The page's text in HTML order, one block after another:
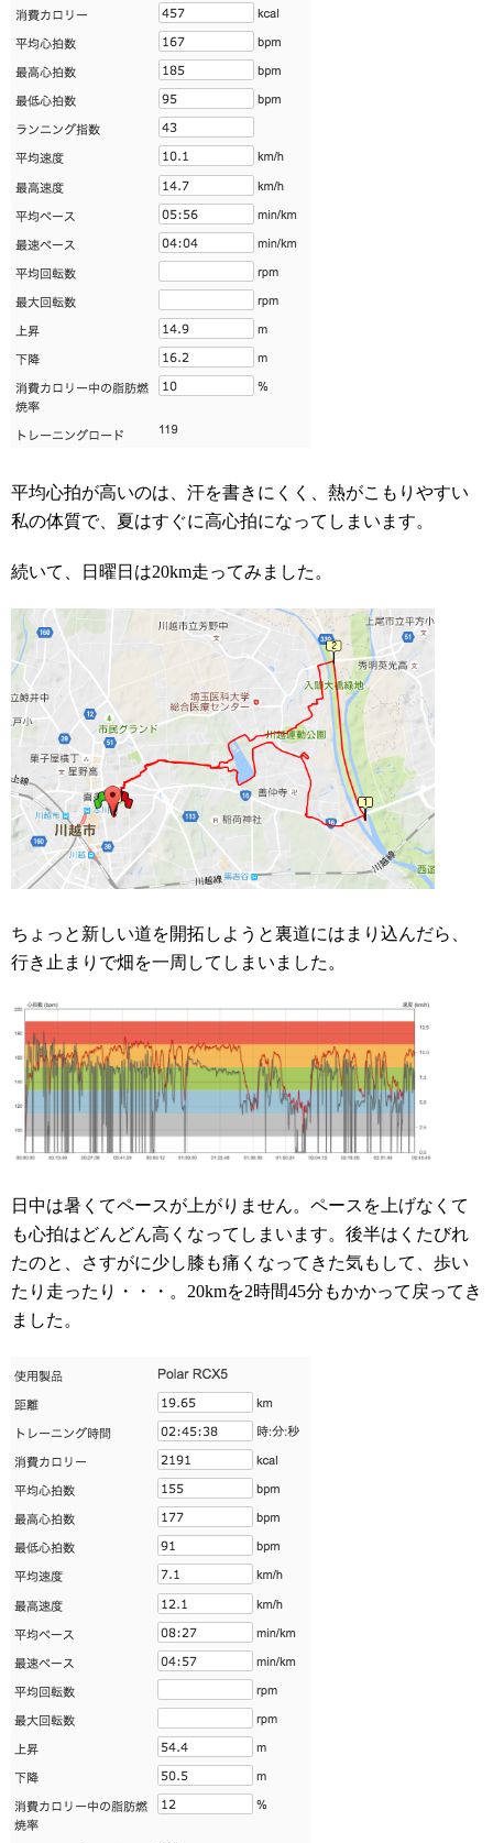
平均心拍が高いのは、汗を書きにくく、熱がこもりやすい
私の体質で、夏はすぐに高心拍になってしまいます。
続いて、日曜日は20km走ってみました。
ちょっと新しい道を開拓しようと裏道にはまり込んだら、
行き止まりで畑を一周してしまいました。
日中は暑くてペースが上がりません。ペースを上げなくて
も心拍はどんどん高くなってしまいます。後半はくたびれ
たのと、さすがに少し膝も痛くなってきた気もして、歩い
たり走ったり・・・。20kmを2時間45分もかかって戻ってき
ました。